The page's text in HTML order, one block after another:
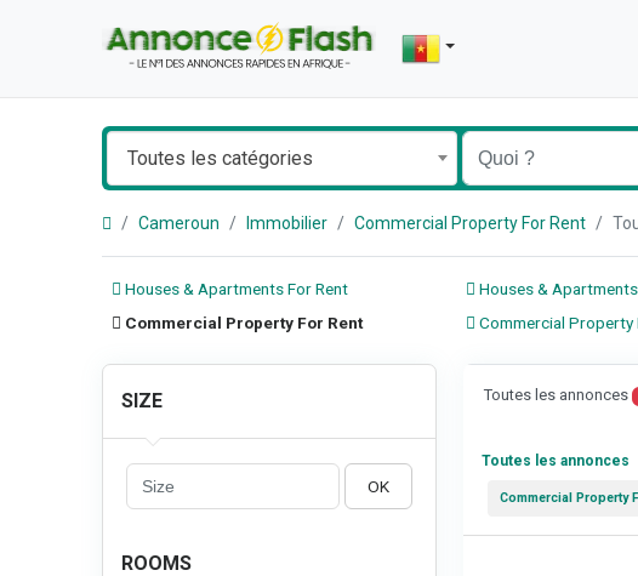
Toutes les catégories
Cameroun Immobilier Commercial Property For Rent
Houses & Apartments For Rent Houses &
Commercial Property For Rent
Commercial Property
SIZE
OK
ROOMS
Toutes les annonces
Toutes les annonces
Commercial Property